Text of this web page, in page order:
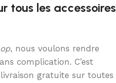
tous les accessoires
, nous voulons rendre
complication. C’est
gratuite sur toutes